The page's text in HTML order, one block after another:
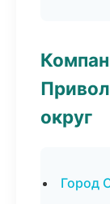
округ
Город